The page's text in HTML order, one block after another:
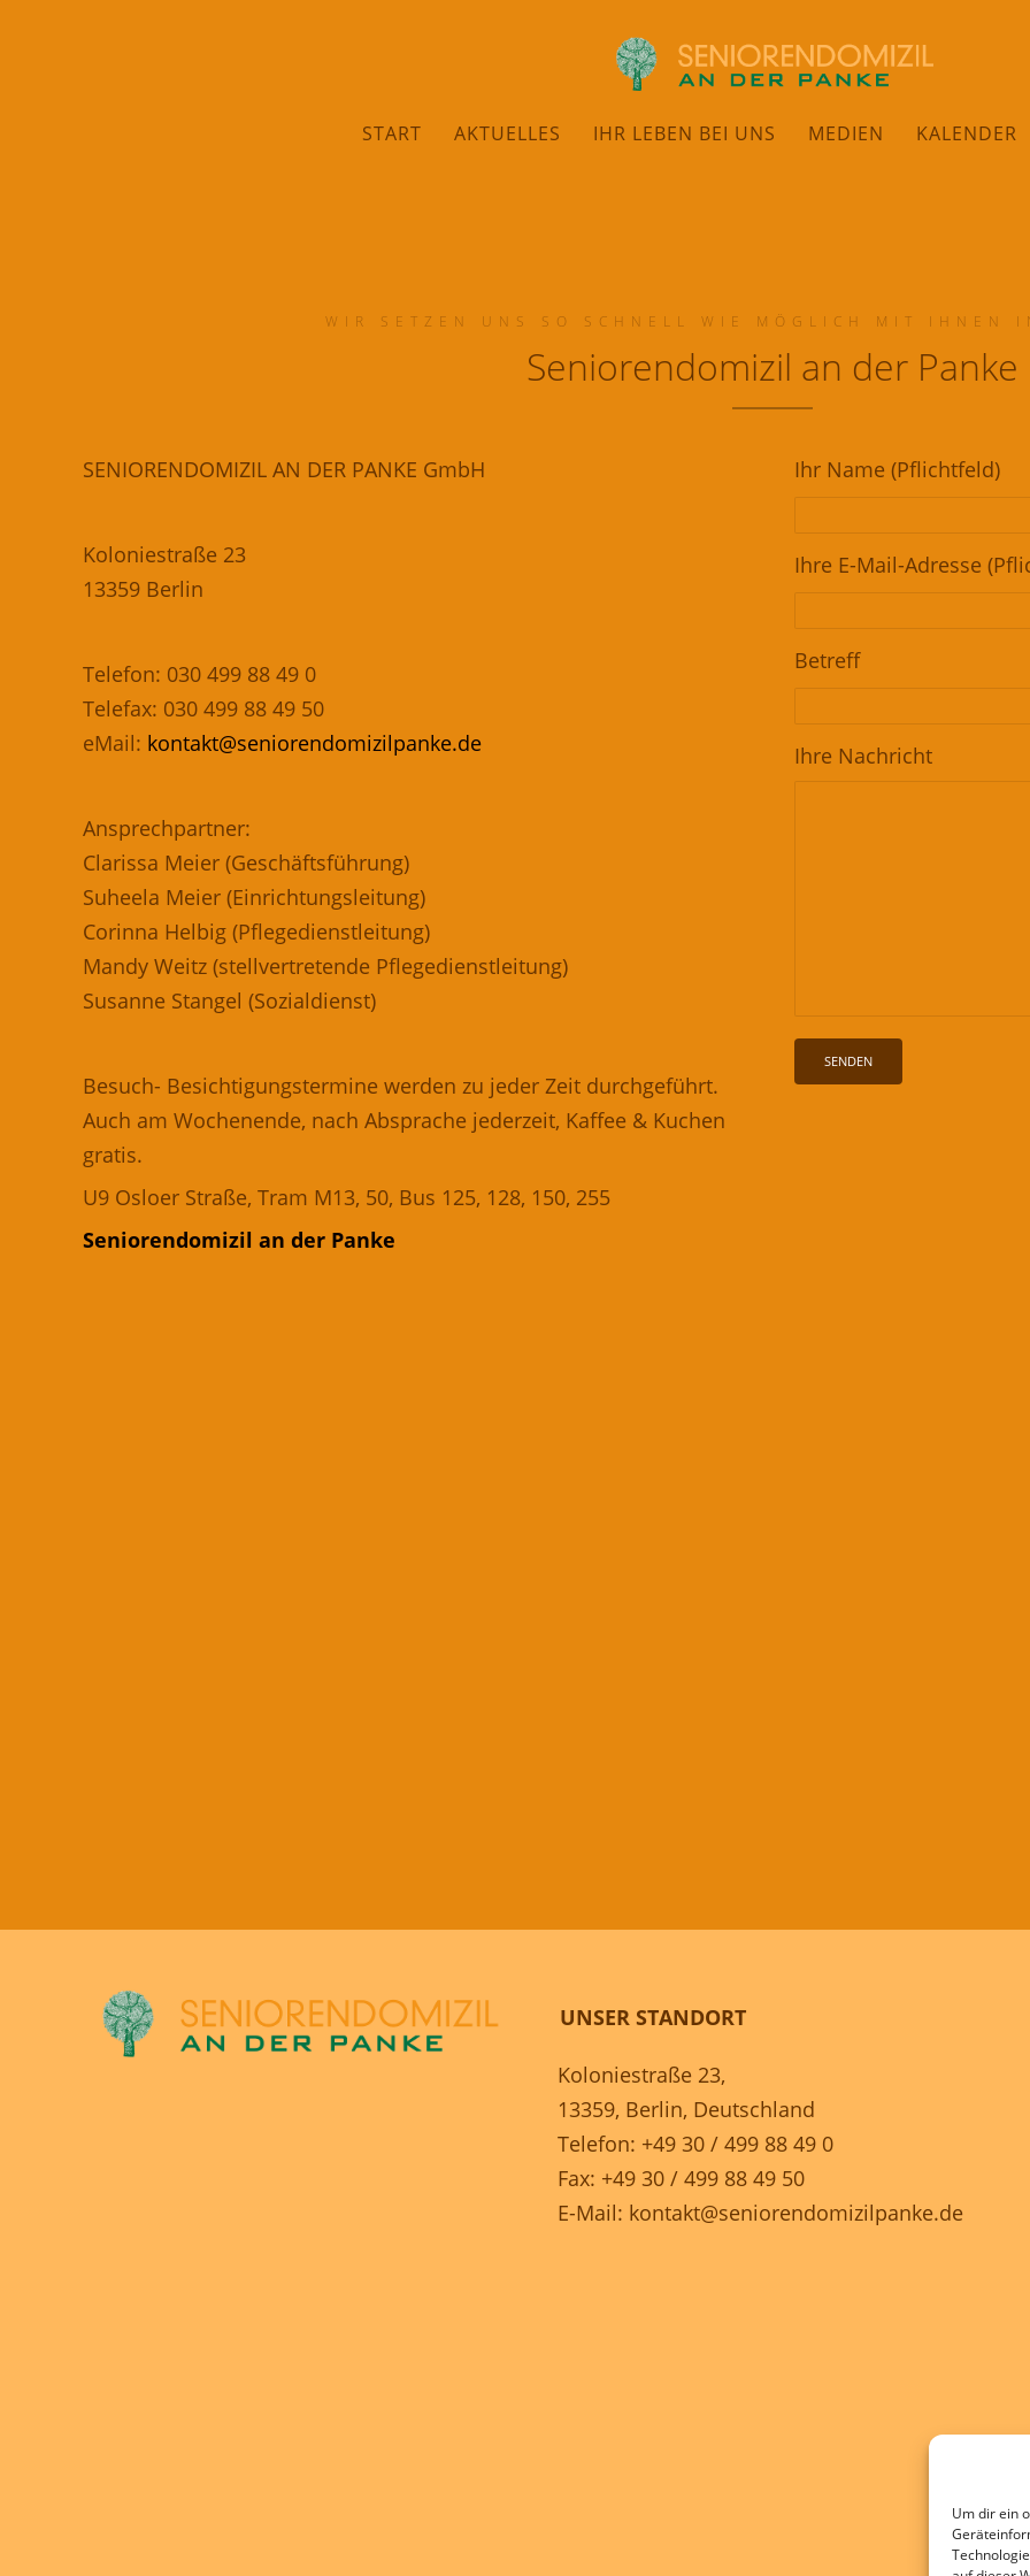
Um dir ein
START AKTUELLES IHR LEBEN BEI UNS MEDIEN KALENDER
WIR SETZEN UNS SO SCHNELL WIE MÖGLICH MIT IHNEN
Seniorendomizil an der Panke
SENIORENDOMIZIL AN DER PANKE GmbH
Koloniestraße 23
13359 Berlin
Telefon: 030 499 88 49 0
Telefax: 030 499 88 49 50
eMail: kontakt@seniorendomizilpanke.de
Ansprechpartner:
Clarissa Meier (Geschäftsführung)
Suheela Meier (Einrichtungsleitung)
Corinna Helbig (Pflegedienstleitung)
Mandy Weitz (stellvertretende Pflegedienstleitung)
Susanne Stangel (Sozialdienst)
Besuch- Besichtigungstermine werden zu jeder Zeit durchgeführt.
Auch am Wochenende, nach Absprache jederzeit, Kaffee & Kuchen
gratis.
U9 Osloer Straße, Tram M13, 50, Bus 125, 128, 150, 255
Seniorendomizil an der Panke
Ihr Name (Pflichtfeld)
Ihre E-Mail-Adresse
Betreff
Ihre Nachricht
UNSER STANDORT
Koloniestraße 23,
13359, Berlin, Deutschland
Telefon: +49 30 / 499 88 49 0
Fax: +49 30 / 499 88 49 50
E-Mail: kontakt@seniorendomizilpanke.de